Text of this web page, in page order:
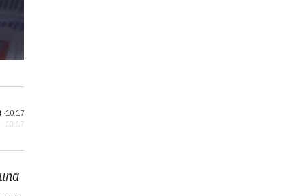
10:17
10:17